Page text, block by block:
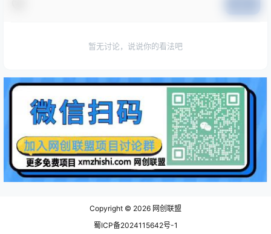
暂无讨论，说说你的看法吧
Copyright © 2026 网创联盟
蜀ICP备2024115642号-1